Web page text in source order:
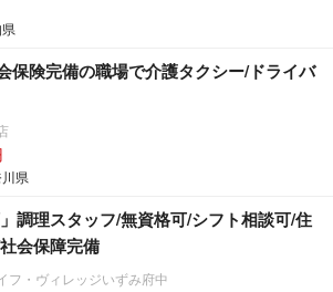
保険完備の職場で介護タクシー/ドライバ
県
」調理スタッフ/無資格可/シフト相談可/住
会保障完備
フ・ヴィレッジいずみ府中